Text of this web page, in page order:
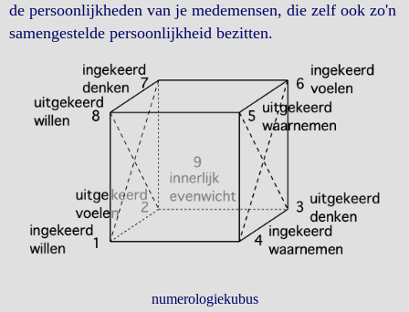
de persoonlijkheden van je medemensen, die zelf ook zo'n
samengestelde persoonlijkheid bezitten.
numerologiekubus